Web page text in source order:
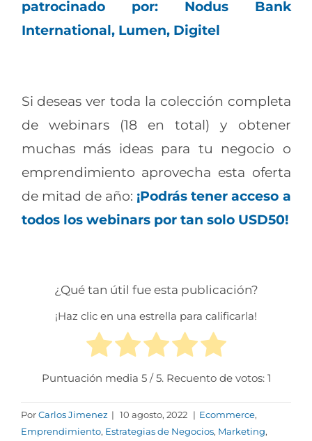
patrocinado por: Nodus Bank
International, Lumen, Digitel
Si deseas ver toda la colección completa
de webinars (18 en total) y obtener
muchas más ideas para tu negocio o
emprendimiento aprovecha esta oferta
de mitad de año: ¡Podrás tener acceso a
todos los webinars por tan solo USD50!
¿Qué tan útil fue esta publicación?
¡Haz clic en una estrella para calificarla!
Puntuación media 5/ 5. Recuento de votos: 1
PorCarlos Jimenez | 10 agosto, 2022 | Ecommerce,
Emprendimiento, Estrategias de Negocios, Marketing,